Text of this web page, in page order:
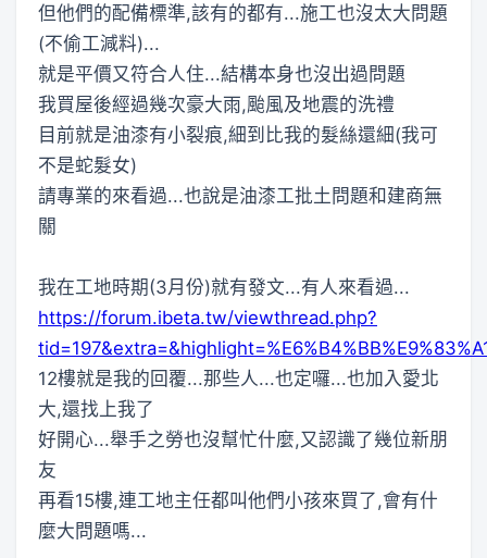
但他們的配備標準,該有的都有...施工也沒太大問題
(不偷工減料)...
就是平價又符合人住...結構本身也沒出過問題
我買屋後經過幾次豪大雨,颱風及地震的洗禮
目前就是油漆有小裂痕,細到比我的髮絲還細(我可
不是蛇髮女)
請專業的來看過...也說是油漆工批土問題和建商無
關
我在工地時期(3月份)就有發文...有人來看過...
https://forum.ibeta.tw/viewthread.php?
12樓就是我的回覆...那些人...也定囉...也加入愛北
大,還找上我了
好開心...舉手之勞也沒幫忙什麼,又認識了幾位新朋
友
再看15樓,連工地主任都叫他們小孩來買了,會有什
麼大問題嗎...